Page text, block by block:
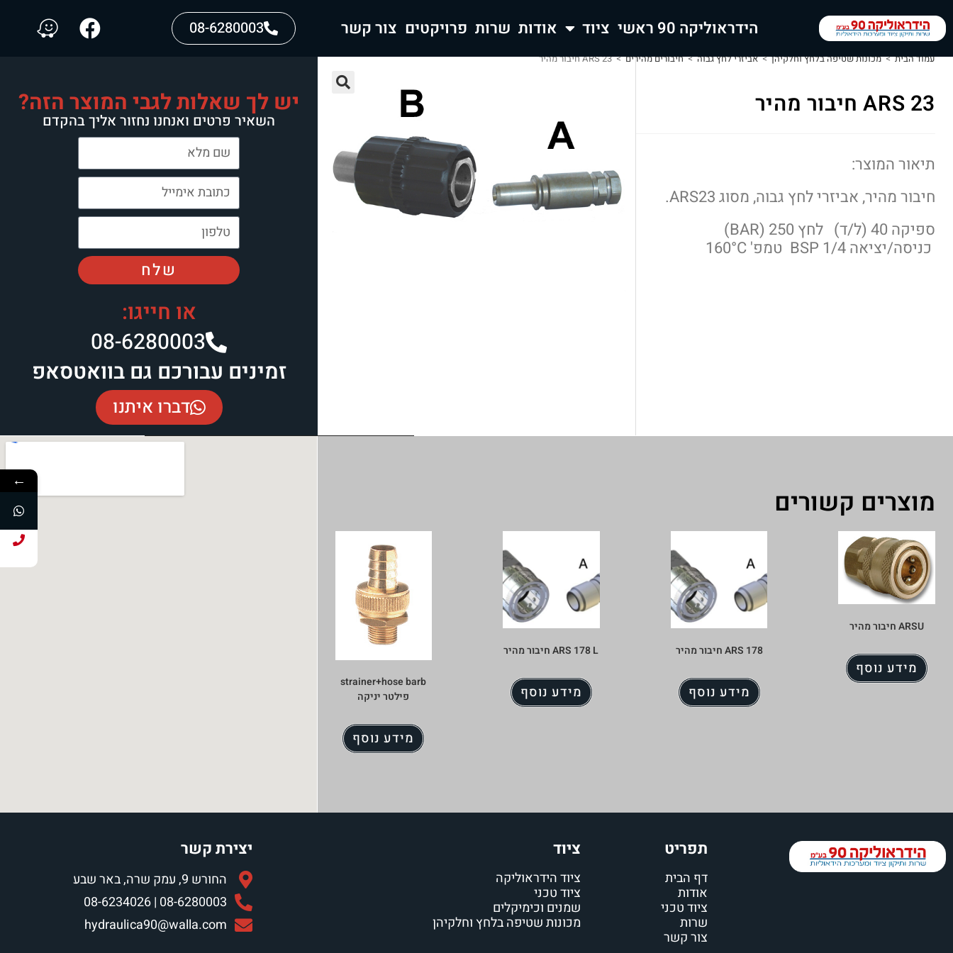
הידראוליקה 90 ראשי ציוד אודות שרות פרויקטים צור קשר 08-6280003
עמוד הבית > מכונות שטיפה בלחץ וחלקיהן > אביזרי לחץ גבוה > חיבורים מהירים > ARS 23 חיבור מהיר
ARS 23 חיבור מהיר
תיאור המוצר:
חיבור מהיר, אביזרי לחץ גבוה, מסוג ARS23.
ספיקה 40 (ל/ד) לחץ 250 (BAR)
כניסה/יציאה 1/4 BSP טמפ' 160°C
יש לך שאלות לגבי המוצר הזה?
השאיר פרטים ואנחנו נחזור אליך בהקדם
שלח
או חייגו:
08-6280003​
זמינים עבורכם גם בוואטסאפ
דברו איתנו
מוצרים קשורים
ARSU חיבור מהיר
מידע נוסף
ARS 178 חיבור מהיר
מידע נוסף
ARS 178 L חיבור מהיר
מידע נוסף
strainer+hose barb
פילטר יניקה
מידע נוסף
תפריט
דף הבית
אודות
ציוד טכני
שרות
צור קשר
ציוד
ציוד הידראוליקה
ציוד טכני
שמנים וכימיקלים
מכונות שטיפה בלחץ וחלקיהן
יצירת קשר
החורש 9, עמק שרה, באר שבע
08-6280003 | 08-6234026
hydraulica90@walla.com
←